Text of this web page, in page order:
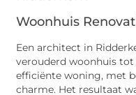
Woonhuis
Een architect in
verouderd woonhuis
efficiënte woning, met
charme. Het resultaat